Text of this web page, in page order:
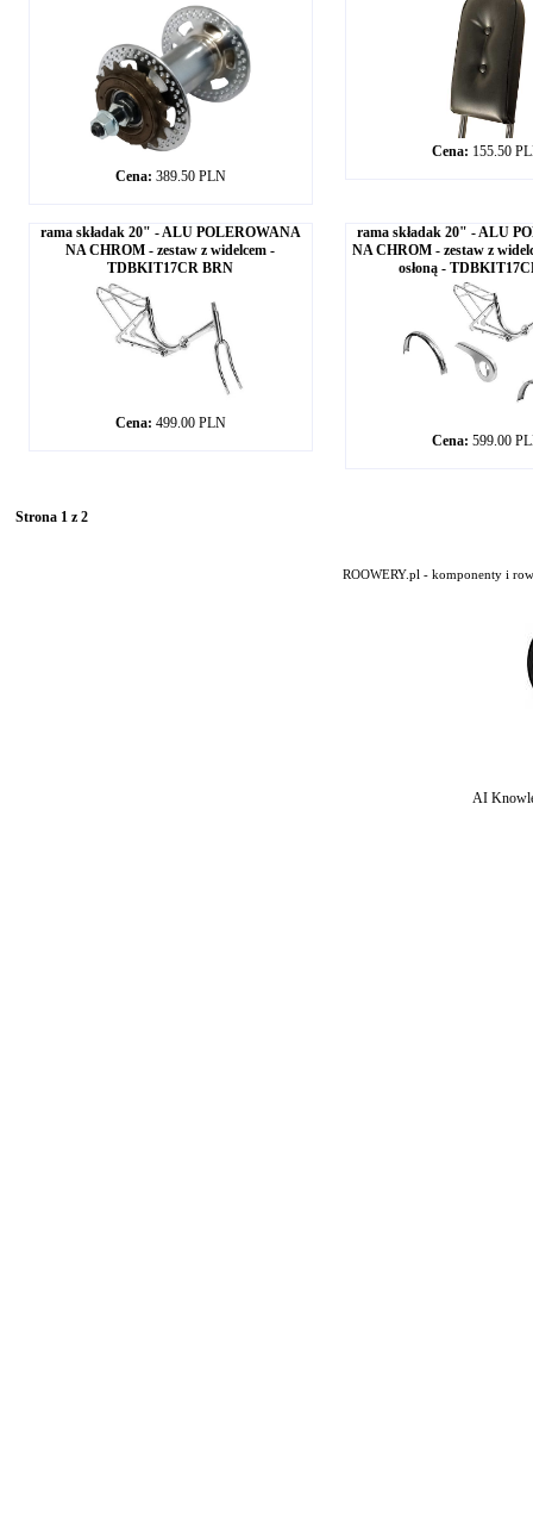
Cena: 389.50 PLN
Cena: 155.50
rama składak 20" - ALU POLEROWANA
NA CHROM - zestaw z widelcem -
TDBKIT17CR BRN
Cena: 499.00 PLN
rama składak 20" - ALU
NA CHROM - zestaw z
osłoną -
Cena: 599.00
Strona 1 z 2
ROOWERY.pl - komponenty i
AI